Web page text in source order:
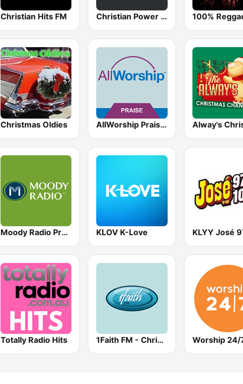
Christian Hits FM Christian Power Praise
Christmas Oldies AllWorship Praise & Worship
Moody Radio Praise & Worship KLOV K-Love
Totally Radio Hits 1Faith FM - Christian Worship Worship 24/